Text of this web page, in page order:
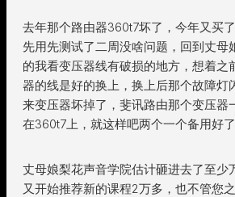
去年那个路由器360t7坏了，今年又买
先用先测试了二周没啥问题，回到丈母
的我看变压器线有破损的地方，想着之
器的线是好的换上，换上后那个故障灯
来变压器坏掉了，斐讯路由那个变压器
在360t7上，就这样吧两个一个备用好了
丈母娘梨花声音学院估计砸进去了至少
又开始推荐新的课程2万多，也不管您